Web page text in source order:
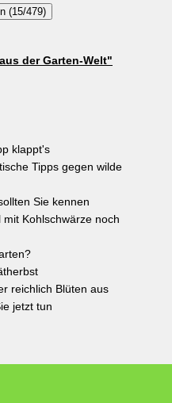
von Pflanzen-Kölle
Seiten der Gemeinde
(15/479)
der Garten-Welt"
klappt's
Tipps gegen wilde
Sie kennen
Kohlschwärze noch
reichlich Blüten aus
jetzt tun